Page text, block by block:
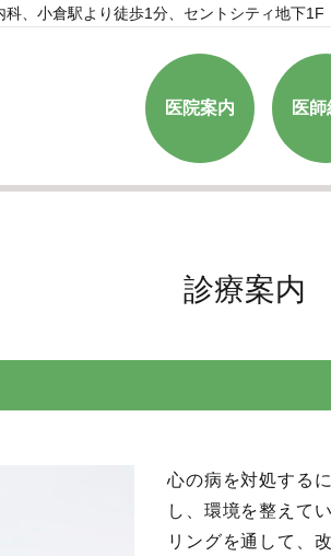
、小倉駅より徒歩1分、セントシティ地下1F
医院案内 医
診療案内
心の病を対処する
し、環境を整えて
リングを通して、